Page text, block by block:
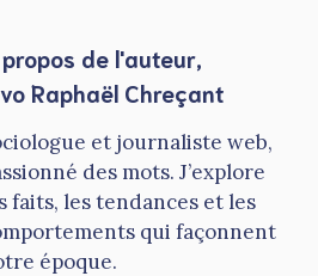
de l'auteur,
Raphaël Chreçant
et journaliste web,
des mots. J’explore
faits, les tendances et les
qui façonnent
époque.